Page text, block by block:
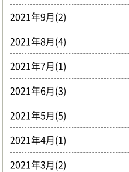
2021年9月(2)
2021年8月(4)
2021年7月(1)
2021年6月(3)
2021年5月(5)
2021年4月(1)
2021年3月(2)